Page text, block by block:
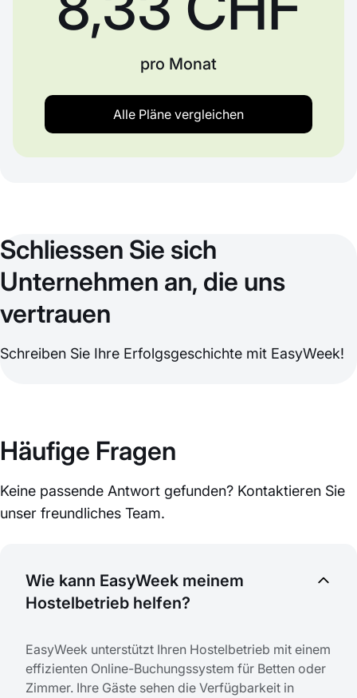
pro Monat
Alle Pläne vergleichen
Schliessen Sie sich
Unternehmen an, die uns
vertrauen
Schreiben Sie Ihre Erfolgsgeschichte mit EasyWeek!
Häufige Fragen
Keine passende Antwort gefunden? Kontaktieren Sie
unser freundliches Team.
Wie kann EasyWeek meinem
Hostelbetrieb helfen?
EasyWeek unterstützt Ihren Hostelbetrieb mit einem
effizienten Online-Buchungssystem für Betten oder
Zimmer. Ihre Gäste sehen die Verfügbarkeit in